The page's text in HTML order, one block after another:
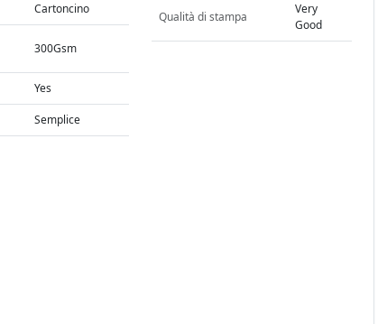
Cartoncino
300Gsm
Yes
Semplice
Qualità di stampa
Very
Good